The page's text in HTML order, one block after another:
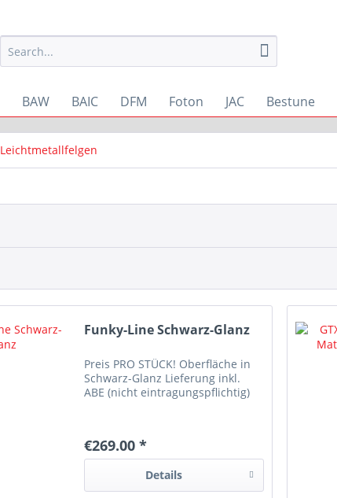
BAW BAIC DFM Foton JAC Bestune
Leichtmetallfelgen
Funky-Line Schwarz-Glanz
Preis PRO STÜCK! Oberfläche in
Schwarz-Glanz Lieferung inkl.
ABE (nicht eintragungspflichtig)
€269.00 *
Details